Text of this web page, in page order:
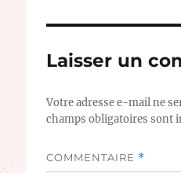
Laisser un
Votre adresse e-mail ne
champs obligatoires sont
COMMENTAIRE *